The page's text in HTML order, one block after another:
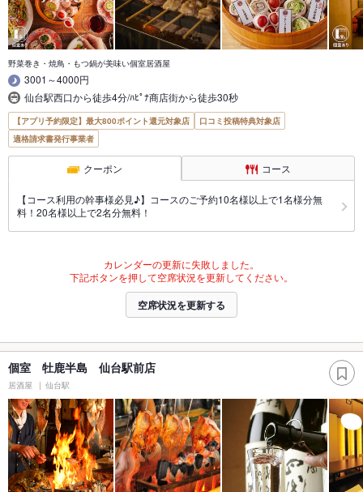
野菜巻き・焼鳥・もつ鍋が美味い個室居酒屋
3001～4000円
仙台駅西口から徒歩4分/ﾊﾋﾟﾅ商店街から徒歩30秒
【アプリ予約限定】最大800ポイント還元対象店
口コミ投稿特典対象店
適格請求書発行事業者
クーポン コース
【コース利用の幹事様必見♪】コースのご予約10名様以上で1名様分無
料！20名様以上で2名分無料！
カレンダーの更新に失敗しました。
下記ボタンを押して空席状況を更新してください。
空席状況を更新する
個室 牡鹿半島 仙台駅前店
居酒屋 仙台駅